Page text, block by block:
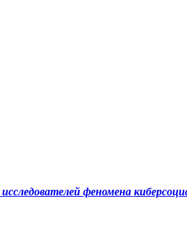
феномена